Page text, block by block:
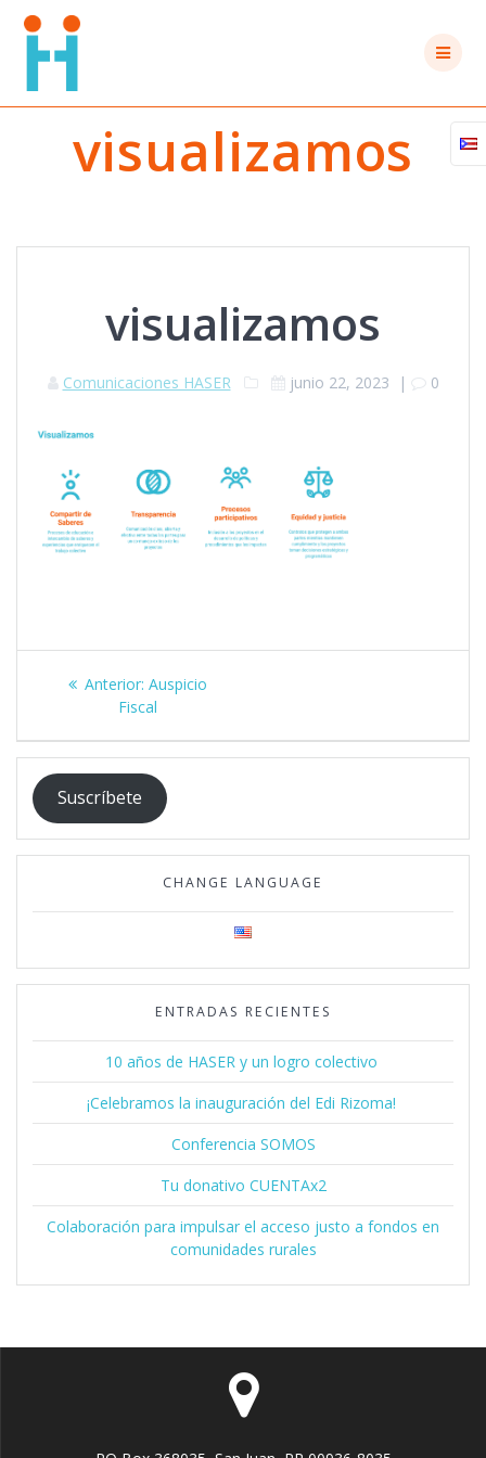
visualizamos
visualizamos
Comunicaciones HASER junio 22, 2023 | 0
Navegación
entradas
Anterior: Post
anterior:
Auspicio
Fiscal
Suscríbete
CHANGE LANGUAGE
ENTRADAS RECIENTES
10 años de HASER y un logro colectivo
¡Celebramos la inauguración del Edi Rizoma!
Conferencia SOMOS
Tu donativo CUENTAx2
Colaboración para impulsar el acceso justo a fondos en
comunidades rurales